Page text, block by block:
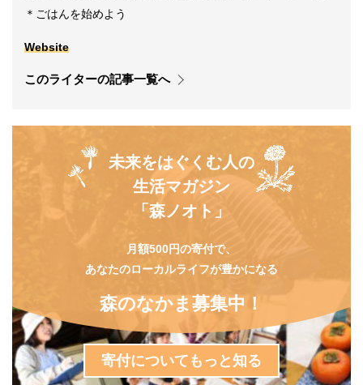
＊ごはんを始めよう
Website
このライターの記事一覧へ
未来をはぐくむ人の
生活マガジン
「森ノオト」
月額500円の寄付で、
あなたのローカルライフが豊かになる
森のなかま募集中！
寄付についてもっと知る